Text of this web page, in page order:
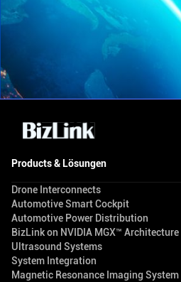
Products & Lösungen
Drone Interconnects
Automotive Smart Cockpit
Automotive Power Distribution
BizLink on NVIDIA MGX™ Architecture
Ultrasound Systems
System Integration
Magnetic Resonance Imaging System